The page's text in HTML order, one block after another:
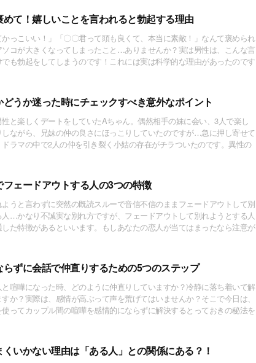
めて！嬉しいことを言われると勃起する理由
かっこいい！」「〇〇君って頭も良くて、本当に素敵！」なんて褒められ
コが大きくなってしまったこと…ありませんか？実は男性は、こんな言
も勃起をしてしまうのです！これには実は科学的な理由があったのです
うか迷った時にチェックすべき意外なポイント
と楽しくデートをしていたAちゃん。偶然相手の妹に会い、3人で楽し
しながら、兄妹の仲の良さにほっこりしていたのですが…急に押し寄せて
ラマの中で2人の仲を引き裂く小姑の存在がチラついたのです。異性の
ェードアウトする人の3つの特徴
うと言わずに突然の既読スルーで音信不信のままフェードアウトして別
…かなり不誠実な別れ方ですが、フェードアウトして別れようとする人
た特徴があるといいます。もしあなたの恋人が当てはまったなら注意が
ずに会話で仲直りするための5つのステップ
喧嘩になった時、どのように仲直りしていますか？冷静に落ち着いて解
か？実際は、感情が高ぶって声を荒げてはいませんか？そこで今日は、
ってカップル間の喧嘩を感情的にならずに解決するとっておきの秘法を
いかない理由は「ある人」との関係にある？！